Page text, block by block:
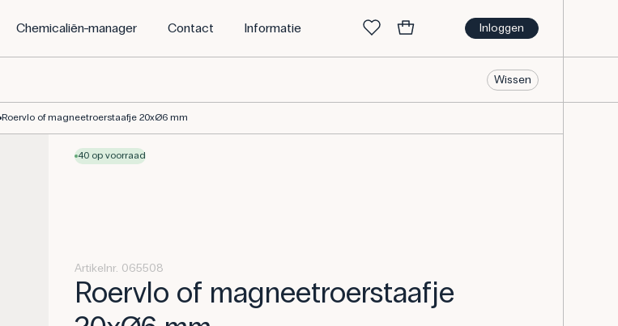
Inloggen
Chemicaliën-manager Contact Informatie
Wissen
Roervlo of magneetroerstaafje 20xØ6 mm
40 op voorraad
Artikelnr. 065508
Roervlo of magneetroerstaafje